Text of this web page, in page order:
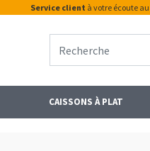
Service client à votre écoute au
CAISSONS À PLAT